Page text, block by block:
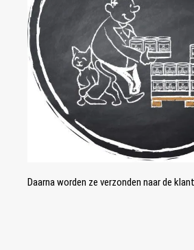
Daarna worden ze verzonden naar de